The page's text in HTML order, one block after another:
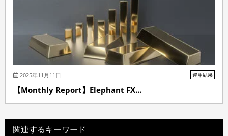
2025年11月11日 運用結果
【Monthly Report】Elephant FX...
関連するキーワード